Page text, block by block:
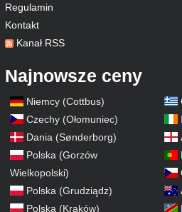
Regulamin
Kontakt
Kanał RSS
Najnowsze ceny
Niemcy (Cottbus)
Czechy (Ołomuniec)
Dania (Sønderborg)
Polska (Gorzów
Wielkopolski)
Polska (Grudziądz)
Polska (Kraków)